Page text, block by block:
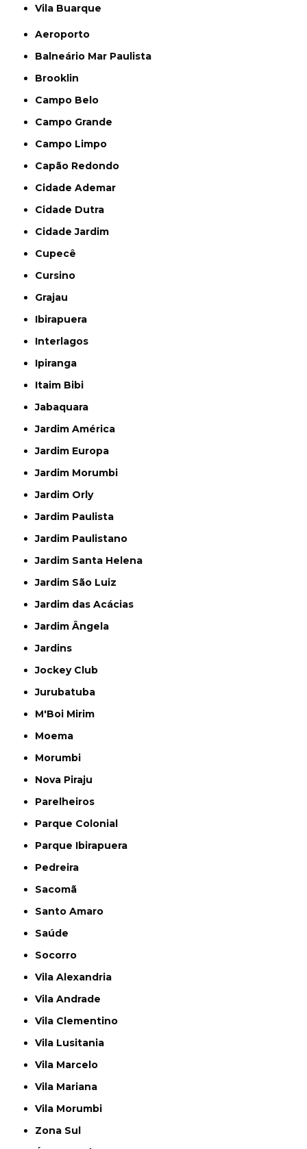
Vila Buarque
Aeroporto
Balneário Mar Paulista
Brooklin
Campo Belo
Campo Grande
Campo Limpo
Capão Redondo
Cidade Ademar
Cidade Dutra
Cidade Jardim
Cupecê
Cursino
Grajau
Ibirapuera
Interlagos
Ipiranga
Itaim Bibi
Jabaquara
Jardim América
Jardim Europa
Jardim Morumbi
Jardim Orly
Jardim Paulista
Jardim Paulistano
Jardim Santa Helena
Jardim São Luiz
Jardim das Acácias
Jardim Ângela
Jardins
Jockey Club
Jurubatuba
M'Boi Mirim
Moema
Morumbi
Nova Piraju
Parelheiros
Parque Colonial
Parque Ibirapuera
Pedreira
Sacomã
Santo Amaro
Saúde
Socorro
Vila Alexandria
Vila Andrade
Vila Clementino
Vila Lusitania
Vila Marcelo
Vila Mariana
Vila Morumbi
Zona Sul